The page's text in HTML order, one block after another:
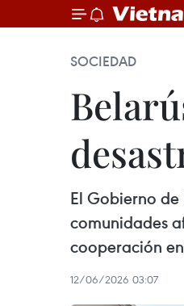
SOCIEDAD
El Gobierno
comunidades
cooperación
12/06/2026 03:07